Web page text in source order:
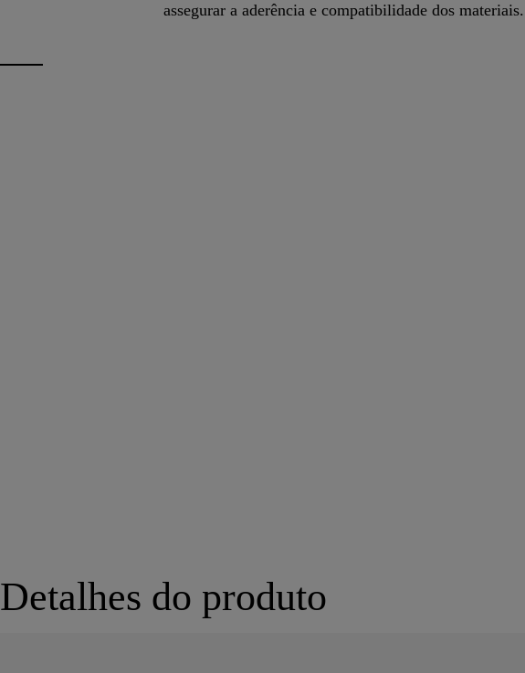
assegurar a aderência e compatibilidade dos materiais.
Detalhes do produto